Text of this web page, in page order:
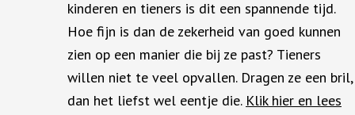
kinderen en tieners is dit een spannende tijd.
Hoe fijn is dan de zekerheid van goed kunnen
zien op een manier die bij ze past? Tieners
willen niet te veel opvallen. Dragen ze een bril,
dan het liefst wel eentje die. Klik hier en lees